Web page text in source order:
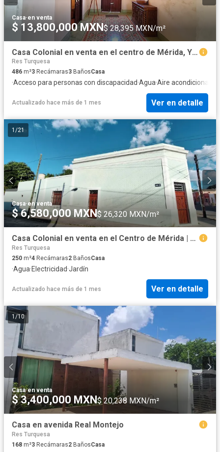
Casa·en venta
$ 13,800,000 MXN$ 28,395 MXN/m²
Casa Colonial en venta en el centro de Mérida, Yucatán
Res Turquesa
486 m²3 Recámaras3 BañosCasa
·Acceso para personas con discapacidad·Agua·Aire acondicionado
Actualizado hace más de 1 mes Ver en detalle
1 /21
Casa·en venta
$ 6,580,000 MXN$ 26,320 MXN/m²
Casa Colonial en venta en el Centro de Mérida | 6 Cajones de Estacionamiento
Res Turquesa
250 m²4 Recámaras2 BañosCasa
·Agua·Electricidad·Jardín
Actualizado hace más de 1 mes Ver en detalle
1 /10
Casa·en venta
$ 3,400,000 MXN$ 20,238 MXN/m²
Casa en avenida Real Montejo
Res Turquesa
168 m²3 Recámaras2 BañosCasa